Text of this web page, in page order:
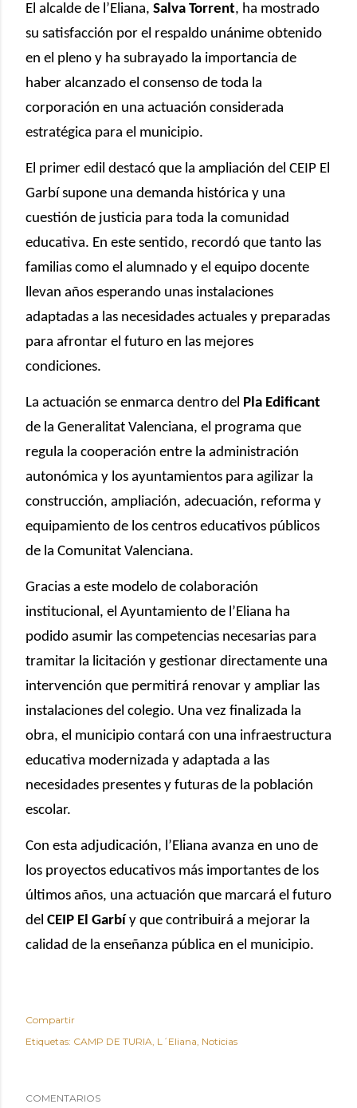
El alcalde de l’Eliana, Salva Torrent, ha mostrado
su satisfacción por el respaldo unánime obtenido
en el pleno y ha subrayado la importancia de
haber alcanzado el consenso de toda la
corporación en una actuación considerada
estratégica para el municipio.
El primer edil destacó que la ampliación del CEIP El
Garbí supone una demanda histórica y una
cuestión de justicia para toda la comunidad
educativa. En este sentido, recordó que tanto las
familias como el alumnado y el equipo docente
llevan años esperando unas instalaciones
adaptadas a las necesidades actuales y preparadas
para afrontar el futuro en las mejores
condiciones.
La actuación se enmarca dentro del Pla Edificant
de la Generalitat Valenciana, el programa que
regula la cooperación entre la administración
autonómica y los ayuntamientos para agilizar la
construcción, ampliación, adecuación, reforma y
equipamiento de los centros educativos públicos
de la Comunitat Valenciana.
Gracias a este modelo de colaboración
institucional, el Ayuntamiento de l’Eliana ha
podido asumir las competencias necesarias para
tramitar la licitación y gestionar directamente una
intervención que permitirá renovar y ampliar las
instalaciones del colegio. Una vez finalizada la
obra, el municipio contará con una infraestructura
educativa modernizada y adaptada a las
necesidades presentes y futuras de la población
escolar.
Con esta adjudicación, l’Eliana avanza en uno de
los proyectos educativos más importantes de los
últimos años, una actuación que marcará el futuro
del CEIP El Garbí y que contribuirá a mejorar la
calidad de la enseñanza pública en el municipio.
Compartir
Etiquetas: CAMP DE TURIA L´Eliana Noticias
COMENTARIOS